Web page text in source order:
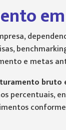
e metas
bruto
percentuais,